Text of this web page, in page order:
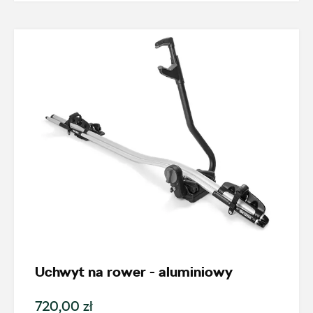
Uchwyt na rower - aluminiowy
720,00 zł
ul. Gumniska 36a, Tarnów
+48 146 274 566
+48 784 377 454